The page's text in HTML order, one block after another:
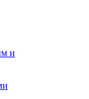
и